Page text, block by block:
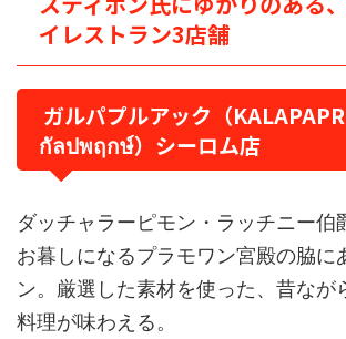
イレストラン3店舗
ガルパプルアック（
กัลปพฤกษ์）シーロム店
ダッチャラーピモン・ラッチニー伯
お暮しになるプラモワン宮殿の脇に
ン。厳選した素材を使った、昔なが
料理が味わえる。